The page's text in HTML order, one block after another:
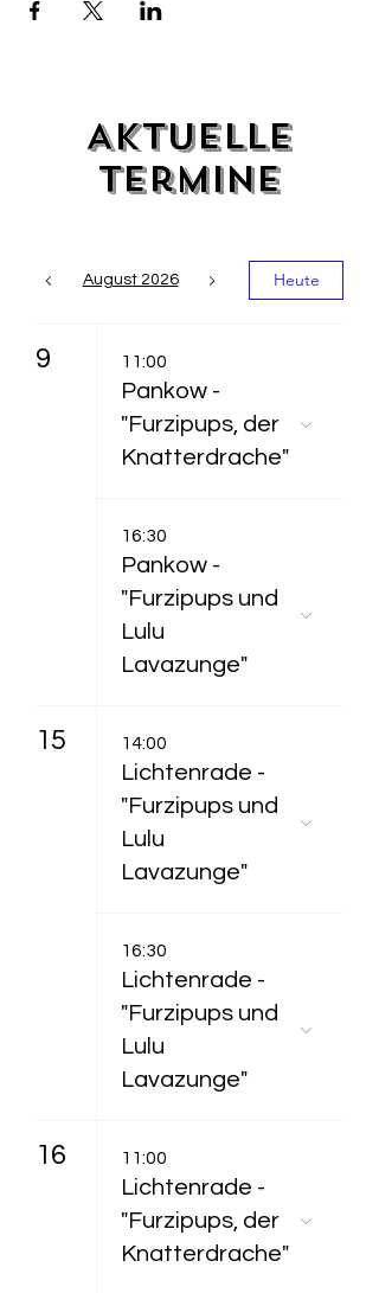
Aktuelle
Termine
August 2026 Heute
9 11:00
Pankow -
"Furzipups, der
Knatterdrache"
16:30
Pankow -
"Furzipups und
Lulu
Lavazunge"
15 14:00
Lichtenrade -
"Furzipups und
Lulu
Lavazunge"
16:30
Lichtenrade -
"Furzipups und
Lulu
Lavazunge"
16 11:00
Lichtenrade -
"Furzipups, der
Knatterdrache"